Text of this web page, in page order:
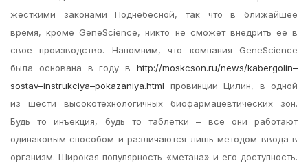
жесткими законами Поднебесной, так что в ближайшее
время, кроме GeneScience, никто не сможет внедрить ее в
свое производство. Напомним, что компания GeneScience
была основана в году в http://moskcson.ru/news/kabergolin–
sostav–instrukciya–pokazaniya.html провинции Цилин, в одной
из шести высокотехнологичных биофармацевтических зон.
Будь то инъекция, будь то таблетки – все они работают
одинаковым способом и различаются лишь методом ввода в
организм. Широкая популярность «метана» и его доступность.